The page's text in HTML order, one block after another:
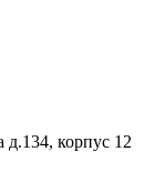
д.134, корпус 12